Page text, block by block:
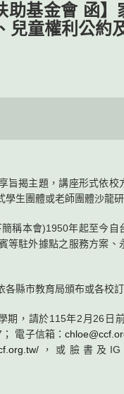
助基金會 函
兒童權利公約
旨揭主題，講座形式依
生團體或老師團體沙龍
稱本會)1950年起至今自
等駐外據點之服務方案、
各縣市教育局頒布或各校
期，請於115年2月26日
電子信箱：
，或臉書及IG